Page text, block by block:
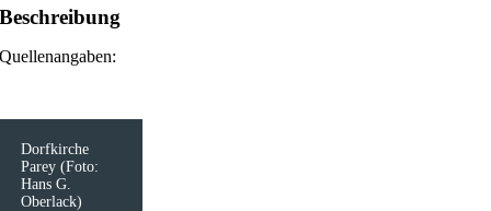
Beschreibung
Quellenangaben:
Dorfkirche
Parey (Foto:
Hans G.
Oberlack)